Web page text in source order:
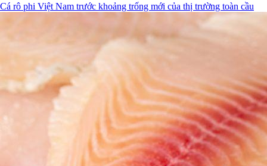
Cá rô phi Việt Nam trước khoảng trống mới của thị trường toàn cầu